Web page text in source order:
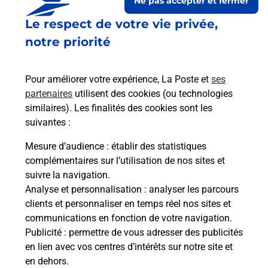
Le respect de votre vie privée,
notre priorité
Pour améliorer votre expérience, La Poste et ses
partenaires utilisent des cookies (ou technologies
similaires). Les finalités des cookies sont les
suivantes :
Mesure d’audience : établir des statistiques
complémentaires sur l’utilisation de nos sites et
suivre la navigation.
Analyse et personnalisation : analyser les parcours
clients et personnaliser en temps réel nos sites et
communications en fonction de votre navigation.
Publicité : permettre de vous adresser des publicités
en lien avec vos centres d’intérêts sur notre site et
en dehors.
Prochaine collecte du courriersamedià 11h00
1 Rue De Pont Pol
29520 Laz
Itinéraire
Le lien s'ouvre dans un nouvel onglet